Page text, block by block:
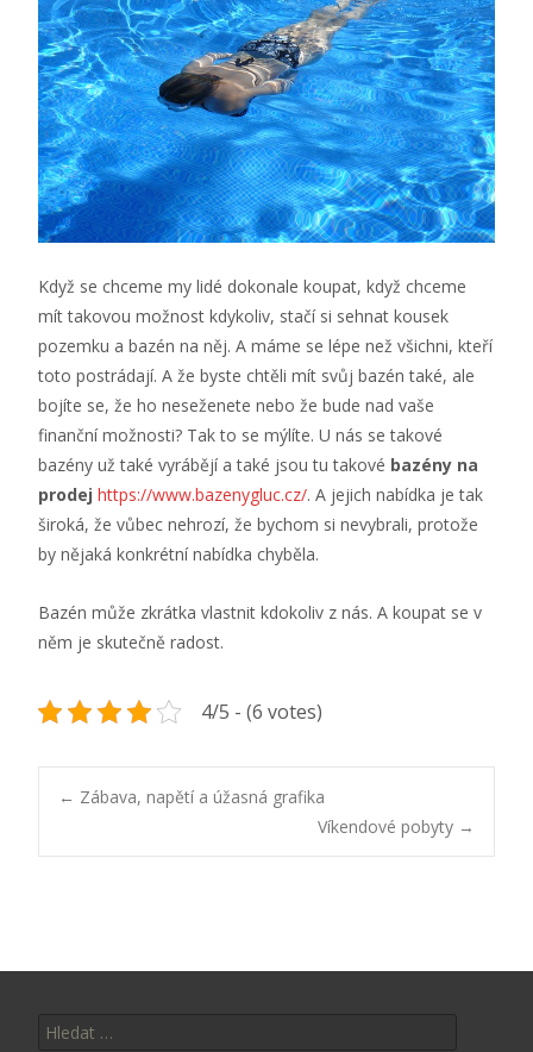
Když se chceme my lidé dokonale koupat, když chceme
mít takovou možnost kdykoliv, stačí si sehnat kousek
pozemku a bazén na něj. A máme se lépe než všichni, kteří
toto postrádají. A že byste chtěli mít svůj bazén také, ale
bojíte se, že ho neseženete nebo že bude nad vaše
finanční možnosti? Tak to se mýlíte. U nás se takové
bazény už také vyrábějí a také jsou tu takové bazény na
prodej https://www.bazenygluc.cz/. A jejich nabídka je tak
široká, že vůbec nehrozí, že bychom si nevybrali, protože
by nějaká konkrétní nabídka chyběla.
Bazén může zkrátka vlastnit kdokoliv z nás. A koupat se v
něm je skutečně radost.
4/5 - (6 votes)
Post
← Zábava, napětí a úžasná grafika
Víkendové pobyty →